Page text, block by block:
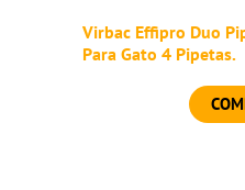
Virbac Effipro Duo
Para Gato 4 Pipetas.